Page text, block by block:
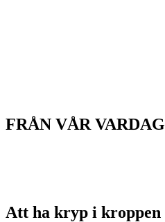
FRÅN VÅR VARDAG
Att ha kryp i kroppen